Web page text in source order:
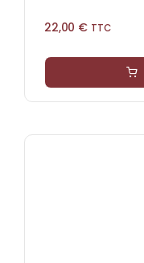
22,00 € TTC